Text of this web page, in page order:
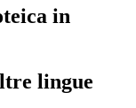
in
lingue